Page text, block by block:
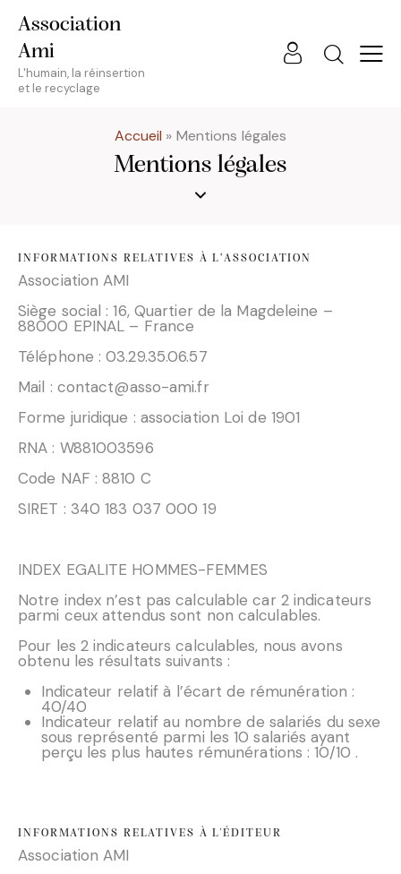
Association
Ami
L'humain, la réinsertion
et le recyclage
Accueil » Mentions légales
Mentions légales
INFORMATIONS RELATIVES À L’ASSOCIATION
Association AMI
Siège social : 16, Quartier de la Magdeleine –
88000 EPINAL – France
Téléphone : 03.29.35.06.57
Mail : contact@asso-ami.fr
Forme juridique : association Loi de 1901
RNA : W881003596
Code NAF : 8810 C
SIRET : 340 183 037 000 19
INDEX EGALITE HOMMES-FEMMES
Notre index n’est pas calculable car 2 indicateurs
parmi ceux attendus sont non calculables.
Pour les 2 indicateurs calculables, nous avons
obtenu les résultats suivants :
Indicateur relatif à l’écart de rémunération :
40/40
Indicateur relatif au nombre de salariés du sexe
sous représenté parmi les 10 salariés ayant
perçu les plus hautes rémunérations : 10/10 .
INFORMATIONS RELATIVES À L'ÉDITEUR
Association AMI